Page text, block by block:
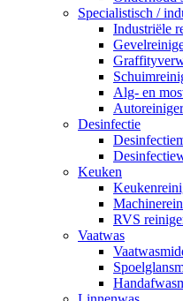
Specialistisch /
Industriële
Alg- en
Desinfectie
Keuken
RVS
Vaatwas